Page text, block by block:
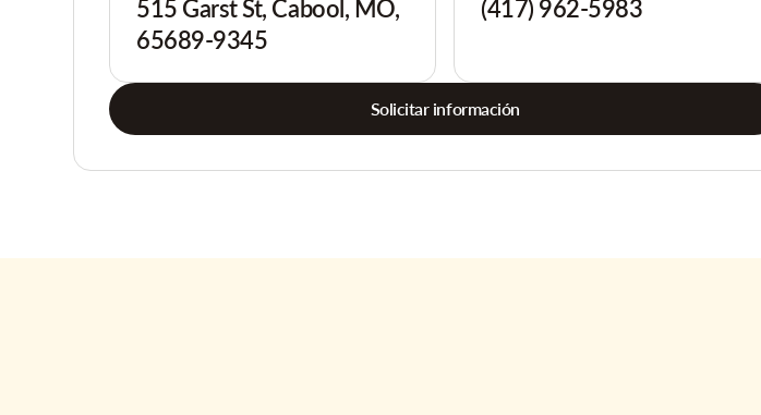
515 Garst St, Cabool, MO,
65689-9345
(417) 962-5983
Solicitar información